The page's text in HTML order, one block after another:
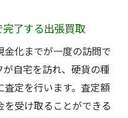
了する出張買取
金化までが一度の訪問で
自宅を訪れ、硬貨の種
査定を行います。査定額
を受け取ることができる